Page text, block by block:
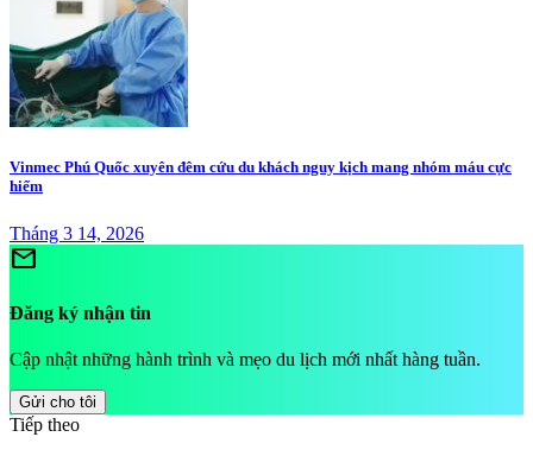
Vinmec Phú Quốc xuyên đêm cứu du khách nguy kịch mang nhóm máu cực
hiếm
Tháng 3 14, 2026
mail
Đăng ký nhận tin
Cập nhật những hành trình và mẹo du lịch mới nhất hàng tuần.
Gửi cho tôi
Tiếp theo